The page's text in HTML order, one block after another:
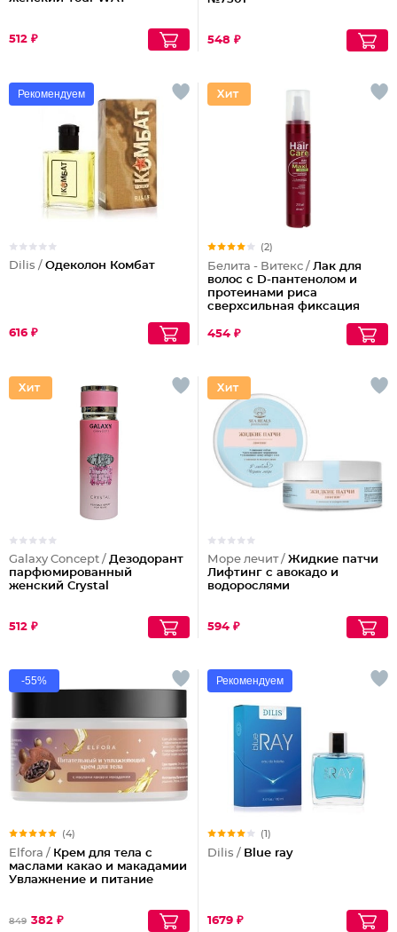
512 ₽ 548 ₽
Рекомендуем
Dilis / Одеколон Комбат
616 ₽
(2)
Белита - Витекс / Лак для
волос с D-пантенолом и
протеинами риса
сверхсильная фиксация
454 ₽
Galaxy Concept / Дезодорант
парфюмированный
женский Crystal
512 ₽
Море лечит / Жидкие патчи
Лифтинг с авокадо и
водорослями
594 ₽
-55%
(4)
Elfora / Крем для тела с
маслами какао и макадамии
Увлажнение и питание
849 382 ₽
Рекомендуем
(1)
Dilis / Blue ray
1679 ₽